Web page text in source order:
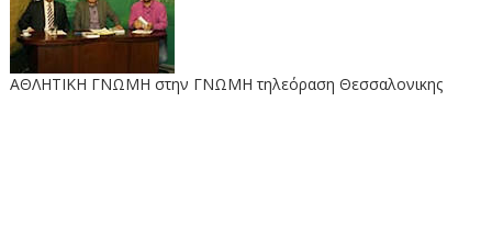
ΑΘΛΗΤΙΚΗ ΓΝΩΜΗ στην ΓΝΩΜΗ τηλεόραση Θεσσαλονικης